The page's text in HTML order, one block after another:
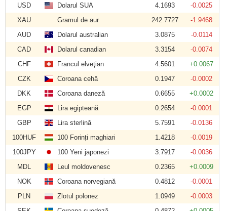
USD
Dolarul SUA 4.1693
-0.0025
XAU
Gramul de aur 242.7727
-1.9468
AUD
Dolarul australian 3.0875
-0.0114
CAD
Dolarul canadian 3.3154
-0.0074
CHF
Francul elveţian 4.5601
+0.0067
CZK
Coroana cehă 0.1947
-0.0002
DKK
Coroana daneză 0.6655
+0.0002
EGP
Lira egipteană 0.2654
-0.0001
GBP
Lira sterlină 5.7591
-0.0136
100HUF
100 Forinți maghiari 1.4218
-0.0019
100JPY
100 Yeni japonezi 3.7917
-0.0036
MDL
Leul moldovenesc 0.2365
+0.0009
NOK
Coroana norvegiană 0.4812
-0.0001
PLN
Zlotul polonez 1.0949
-0.0003